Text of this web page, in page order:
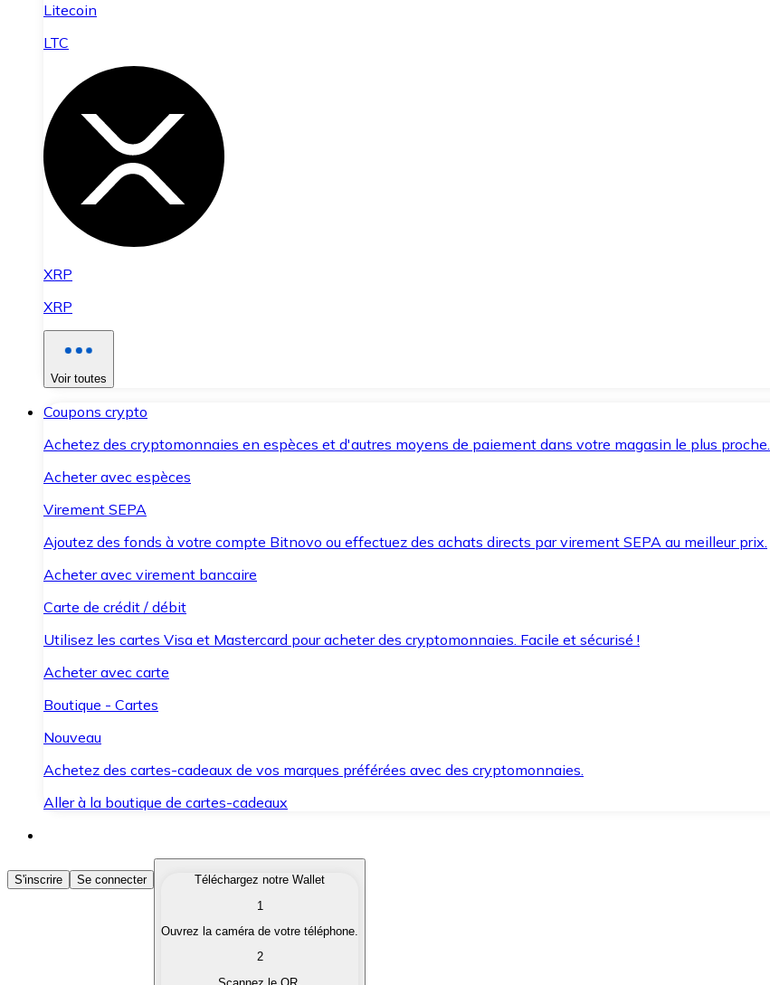
Litecoin
LTC
XRP
XRP
Voir toutes
Coupons crypto
Achetez des cryptomonnaies en espèces et d'autres moyens de paiement dans votre magasin le plus proche.
Acheter avec espèces
Virement SEPA
Ajoutez des fonds à votre compte Bitnovo ou effectuez des achats directs par virement SEPA au meilleur prix.
Acheter avec virement bancaire
Carte de crédit / débit
Utilisez les cartes Visa et Mastercard pour acheter des cryptomonnaies. Facile et sécurisé !
Acheter avec carte
Boutique - Cartes
Nouveau
Achetez des cartes-cadeaux de vos marques préférées avec des cryptomonnaies.
Aller à la boutique de cartes-cadeaux
Acheter des Cryptomonnaies
Achetez les cryptomonnaies qui vous intéressent rapidement et en toute sécurité.
Convertissez vos cryptomonnaies en monnaie fiduciaire lorsque vous en avez besoin.
S'inscrire Se connecter
Téléchargez notre Wallet
1
Ouvrez la caméra de votre téléphone.
2